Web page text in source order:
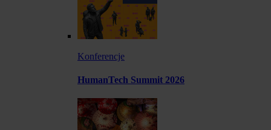
Konferencje
HumanTech Summit 2026